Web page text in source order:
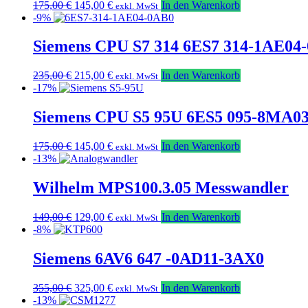
175,00€ Ursprünglicher
Preis
175,00 €
145,00 €Aktueller
Preis
145,00 €.
exkl. MwSt In den Warenkorb
-9%
Siemens CPU S7 314 6ES7 314-
235,00€ Ursprünglicher
Preis
235,00 €
215,00 €Aktueller
Preis
215,00 €.
exkl. MwSt In den Warenkorb
-17%
Siemens CPU S5 95U 6ES5 095-
175,00€ Ursprünglicher
Preis
175,00 €
145,00 €Aktueller
Preis
145,00 €.
exkl. MwSt In den Warenkorb
-13%
Wilhelm MPS100.3.05 Messwandler
149,00€ Ursprünglicher
Preis
149,00 €
129,00 €Aktueller
129,00 €.
exkl. MwSt In den Warenkorb
-8%
Siemens 6AV6 647 -0AD11-3AX0
355,00€ Ursprünglicher
Preis
325,00 €Aktueller
Preis
exkl. MwSt In den Warenkorb
-13%